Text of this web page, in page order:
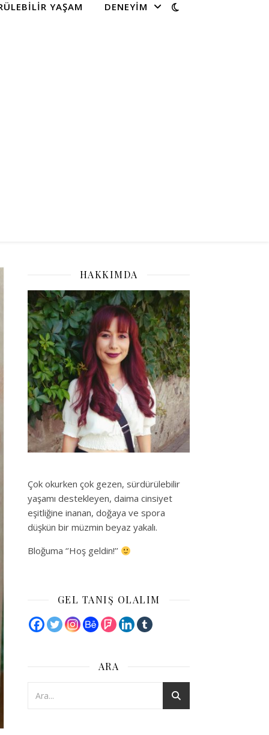
YAŞAM DENEYIM
HAKKIMDA
Çok okurken çok gezen, sürdürülebilir
yaşamı destekleyen, daima cinsiyet
eşitliğine inanan, doğaya ve spora
düşkün bir müzmin beyaz yakalı.
Bloğuma ‘’Hoş geldin!’’
GEL TANIŞ OLALIM
ARA